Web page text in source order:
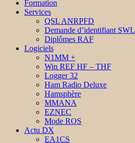
Formation
Services
QSL ANRPFD
Demande d’identifiant SWL
Diplômes RAF
Logiciels
N1MM +
Win REF HF – THF
Logger 32
Ham Radio Deluxe
Hamsphère
MMANA
EZNEC
Mode ROS
Actu DX
EA1CS